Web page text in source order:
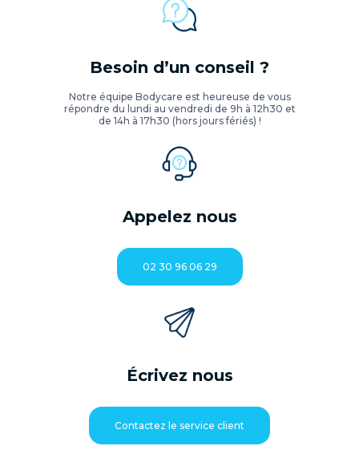
Besoin d’un conseil ?
Notre équipe Bodycare est heureuse de vous
répondre du lundi au vendredi de 9h à 12h30 et
de 14h à 17h30 (hors jours fériés) !
Appelez nous
02 30 96 06 29
Écrivez nous
Contactez le service client